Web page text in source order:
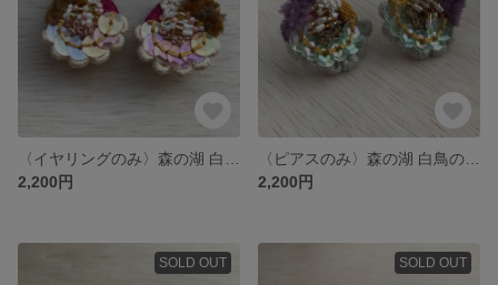
2,200円
2,200円
SOLD OUT SOLD OUT